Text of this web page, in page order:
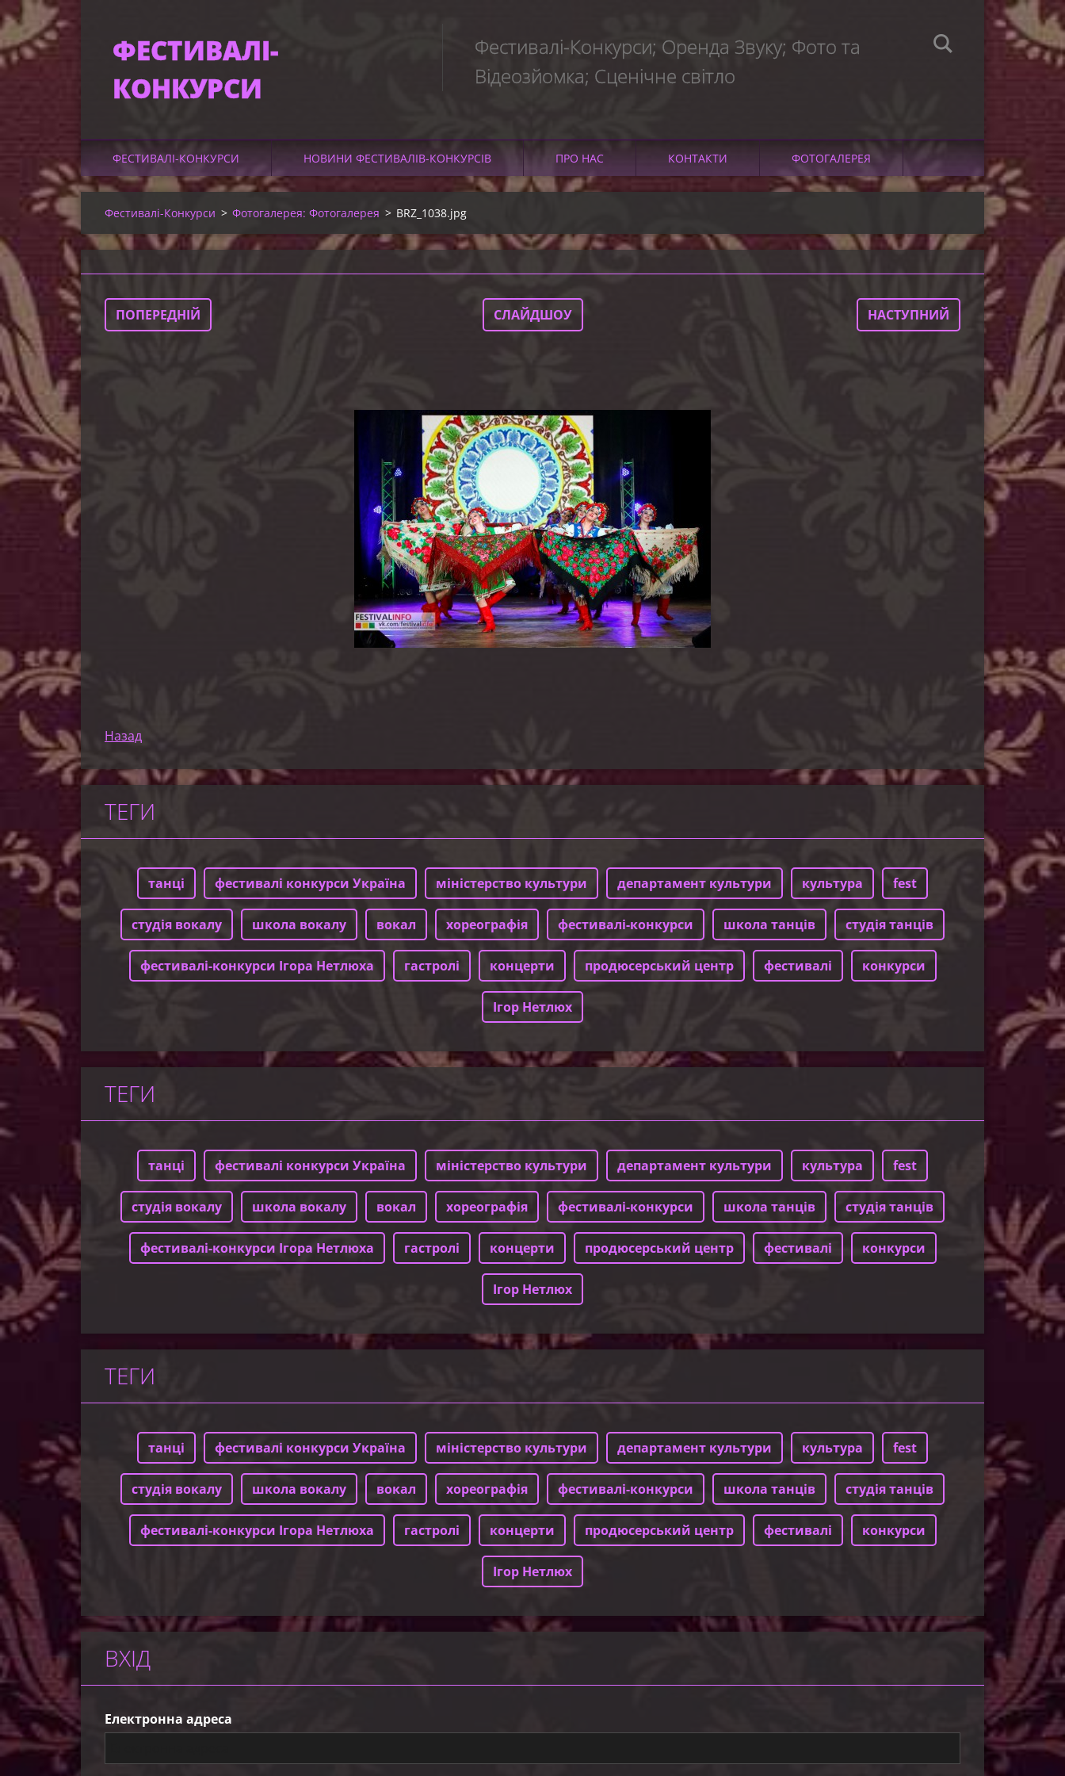
ФЕСТИВАЛІ-
КОНКУРСИ
МИСТЕЦТВ УКРАЇНИ
Фестивалі-Конкурси; Оренда Звуку; Фото та
Відеозйомка; Сценічне світло
ФЕСТИВАЛІ-КОНКУРСИ НОВИНИ ФЕСТИВАЛІВ-КОНКУРСІВ ПРО НАС КОНТАКТИ ФОТОГАЛЕРЕЯ
Фестивалі-Конкурси > Фотогалерея: Фотогалерея > BRZ_1038.jpg
ПОПЕРЕДНІЙ СЛАЙДШОУ НАСТУПНИЙ
Назад
ТЕГИ
танці фестивалі конкурси Україна міністерство культури департамент культури культура fest
студія вокалу школа вокалу вокал хореографія фестивалі-конкурси школа танців студія танців
фестивалі-конкурси Ігора Нетлюха гастролі концерти продюсерський центр фестивалі конкурси
Ігор Нетлюх
ТЕГИ
танці фестивалі конкурси Україна міністерство культури департамент культури культура fest
студія вокалу школа вокалу вокал хореографія фестивалі-конкурси школа танців студія танців
фестивалі-конкурси Ігора Нетлюха гастролі концерти продюсерський центр фестивалі конкурси
Ігор Нетлюх
ТЕГИ
танці фестивалі конкурси Україна міністерство культури департамент культури культура fest
студія вокалу школа вокалу вокал хореографія фестивалі-конкурси школа танців студія танців
фестивалі-конкурси Ігора Нетлюха гастролі концерти продюсерський центр фестивалі конкурси
Ігор Нетлюх
ВХІД
Електронна адреса